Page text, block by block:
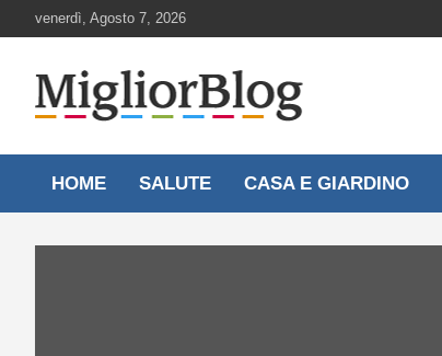
to
venerdì, Agosto 7, 2026
MigliorBlog.it
HOME SALUTE CASA E GIARDINO